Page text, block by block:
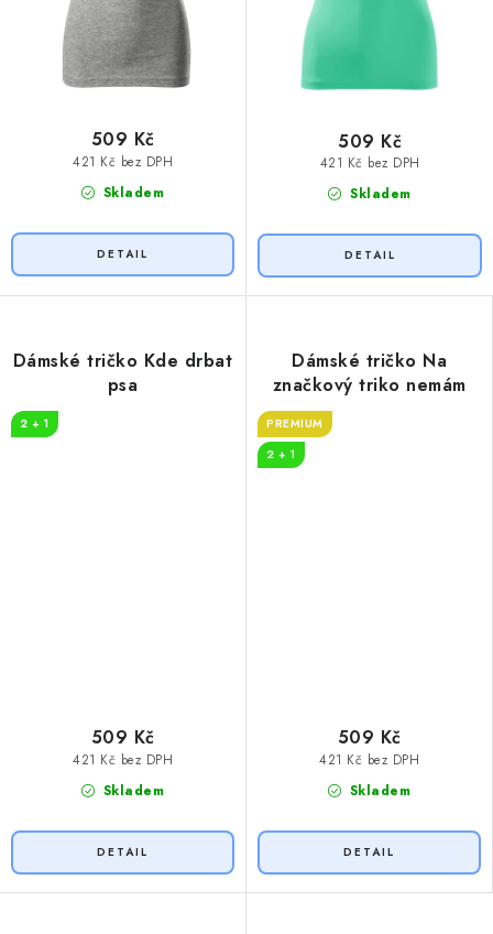
Skladem
421 Kč bez DPH
509 Kč
Skladem
421 Kč bez DPH
509 Kč
Dámské tričko Kde drbat
psa
2 + 1
Skladem
421 Kč bez DPH
509 Kč
Dámské tričko Na
značkový triko nemám
PREMIUM
2 + 1
Skladem
421 Kč bez DPH
509 Kč